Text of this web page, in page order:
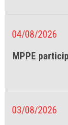
04/08/2026
MPPE
03/08/2026